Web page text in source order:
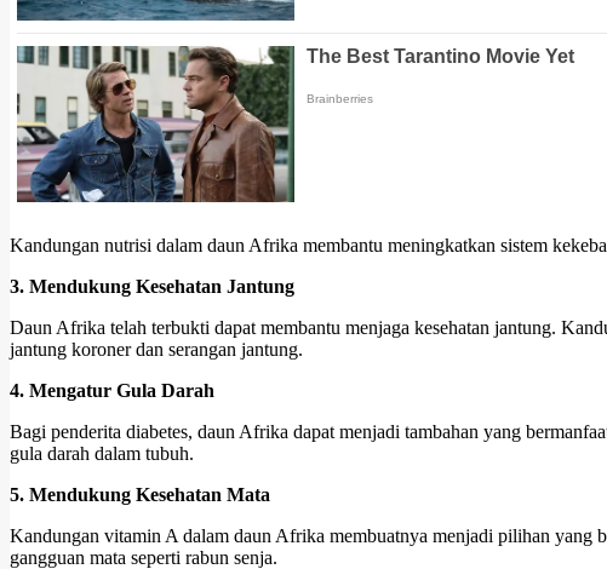
Kandungan nutrisi dalam daun Afrika membantu meningkatkan sistem
3. Mendukung Kesehatan Jantung
Daun Afrika telah terbukti dapat membantu menjaga kesehatan jantung.
jantung koroner dan serangan jantung.
4. Mengatur Gula Darah
Bagi penderita diabetes, daun Afrika dapat menjadi tambahan yang
gula darah dalam tubuh.
5. Mendukung Kesehatan Mata
Kandungan vitamin A dalam daun Afrika membuatnya menjadi pilihan yang
gangguan mata seperti rabun senja.